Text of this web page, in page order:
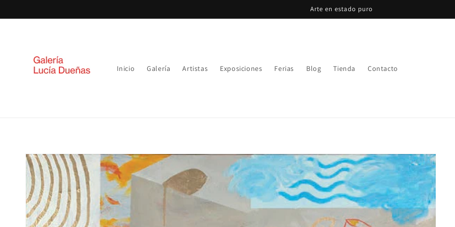
al contenido
Arte en estado puro
Inicio Galería Artistas Exposiciones Ferias Blog Tienda Contacto
directamente
a la
información
del producto